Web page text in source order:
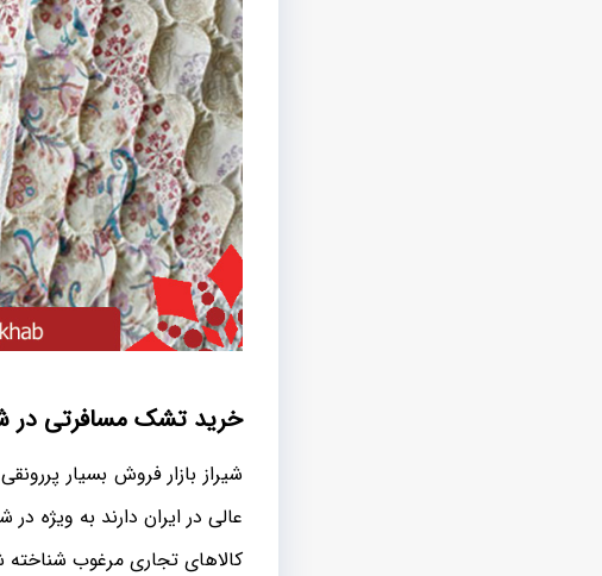
خرید تشک مسافرتی در
شیراز بازار فروش بسیار
عالی در ایران دارند به ویژه
کالاهای تجاری مرغوب شناخته